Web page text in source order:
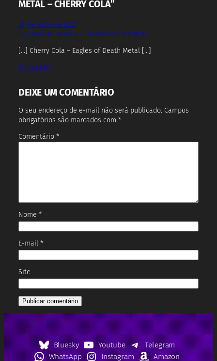
METAL – CHERRY COLA”
21 de julho de 2021
O Futuro da Música – Farofeiros Cast #033
[…] Cherry Cola – Eagles of Death Metal […]
Responder
DEIXE UM COMENTÁRIO
O seu endereço de e-mail não será publicado. Campos
obrigatórios são marcados com *
Comentário *
Nome *
E-mail *
Site
Bluesky Youtube
Telegram
WhatsApp
Instagram Amazon